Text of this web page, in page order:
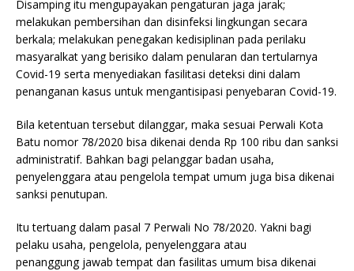
Disamping itu mengupayakan pengaturan jaga jarak;
melakukan pembersihan dan disinfeksi lingkungan secara
berkala; melakukan penegakan kedisiplinan pada perilaku
masyaralkat yang berisiko dalam penularan dan tertularnya
Covid-19 serta menyediakan fasilitasi deteksi dini dalam
penanganan kasus untuk mengantisipasi penyebaran Covid-19.
Bila ketentuan tersebut dilanggar, maka sesuai Perwali Kota
Batu nomor 78/2020 bisa dikenai denda Rp 100 ribu dan sanksi
administratif. Bahkan bagi pelanggar badan usaha,
penyelenggara atau pengelola tempat umum juga bisa dikenai
sanksi penutupan.
Itu tertuang dalam pasal 7 Perwali No 78/2020. Yakni bagi
pelaku usaha, pengelola, penyelenggara atau
penanggung jawab tempat dan fasilitas umum bisa dikenai